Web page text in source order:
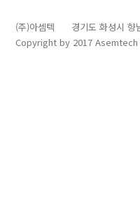
(주)아셈텍 경기도 화성시
Copyright by 2017